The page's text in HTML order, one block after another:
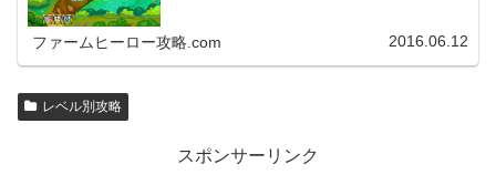
ファームヒーロー攻略.com 2016.06.12
レベル別攻略
スポンサーリンク